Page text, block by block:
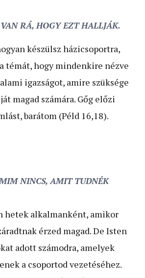
RÁ, HOGY EZT HALLJÁK.
készülsz házicsoportra,
témát, hogy mindenkire nézve
igazságot, amire szüksége
magad számára. Gőg előzi
barátom (Péld 16,18).
NINCS, AMIT TUDNÉK
hetek alkalmanként, amikor
érzed magad. De Isten
adott számodra, amelyek
a csoportod vezetéséhez.